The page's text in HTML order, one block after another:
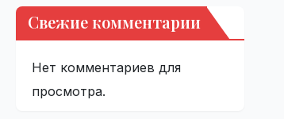
Свежие комментарии
Нет комментариев для
просмотра.